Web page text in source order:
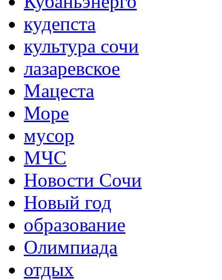
кудепста
культура сочи
лазаревское
Мацеста
Море
мусор
МЧС
Новости Сочи
Новый год
образование
Олимпиада
отдых